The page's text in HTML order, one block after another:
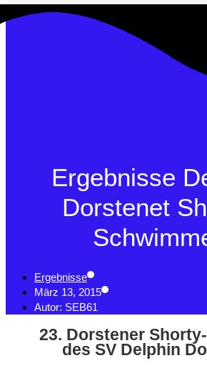
Ergebnisse
Dorstenet
Ergebnisse
März 13, 2015
Autor: SEB61
23. Dorstener
des SV Delphin